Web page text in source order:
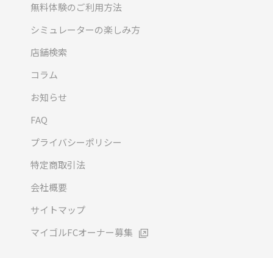
無料体験のご利用方法
シミュレーターの楽しみ方
店舗検索
コラム
お知らせ
FAQ
プライバシーポリシー
特定商取引法
会社概要
サイトマップ
マイゴルFCオーナー募集